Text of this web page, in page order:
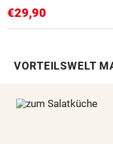
€29,90
VORTEILSWELT